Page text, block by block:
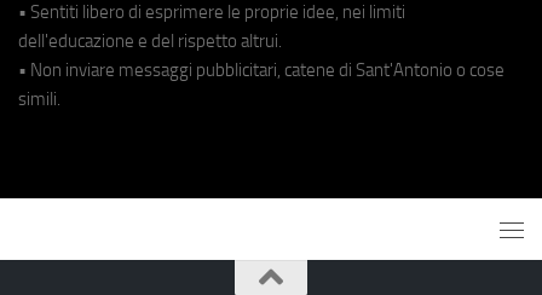
• Sentiti libero di esprimere le proprie idee, nei limiti
dell'educazione e del rispetto altrui.
• Non inviare messaggi pubblicitari, catene di Sant'Antonio o cose
simili.